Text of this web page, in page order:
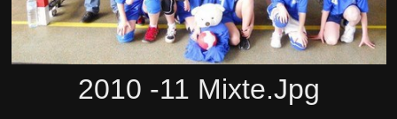
2010 -11 Mixte.jpg